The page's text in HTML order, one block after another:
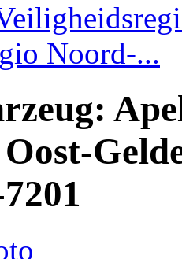
Noord-...